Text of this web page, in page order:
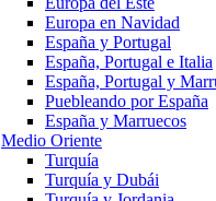
Europa en Navidad
España y Portugal
España, Portugal e Italia
España, Portugal y
Puebleando por España
España y Marruecos
Medio Oriente
Turquía
Turquía y Dubái